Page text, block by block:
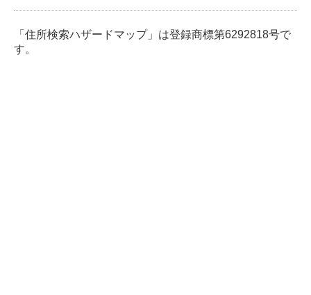
「住所検索ハザードマップ」は登録商標第6292818号で
す。